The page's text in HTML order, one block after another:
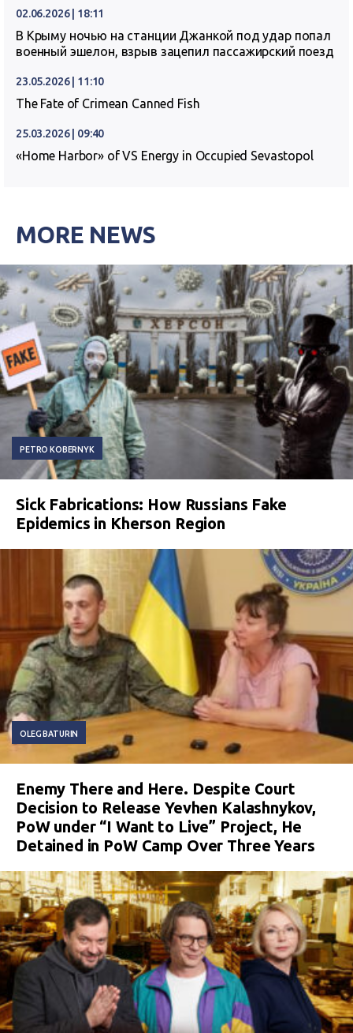
02.06.2026 | 18:11
В Крыму ночью на станции Джанкой под удар попал
военный эшелон, взрыв зацепил пассажирский поезд
23.05.2026 | 11:10
The Fate of Crimean Canned Fish
25.03.2026 | 09:40
«Home Harbor» of VS Energy in Occupied Sevastopol
MORE NEWS
PETRO KOBERNYK
Sick Fabrications: How Russians Fake
Epidemics in Kherson Region
OLEG BATURIN
Enemy There and Here. Despite Court
Decision to Release Yevhen Kalashnykov,
PoW under “I Want to Live” Project, He
Detained in PoW Camp Over Three Years